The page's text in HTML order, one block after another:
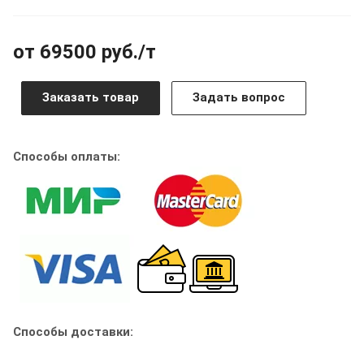
от 69500 руб./т
Заказать товар Задать вопрос
Способы оплаты:
Способы доставки: